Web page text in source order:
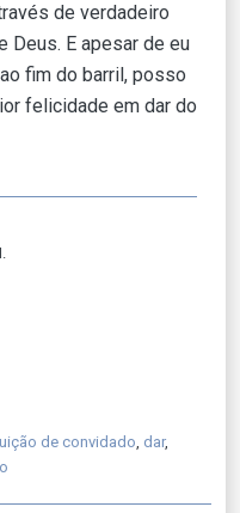
de verdadeiro
Deus. E apesar de eu
fim do barril, posso
felicidade em dar do
de convidado, dar,